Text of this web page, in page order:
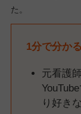
た。
1分で分か
元看護
り好き